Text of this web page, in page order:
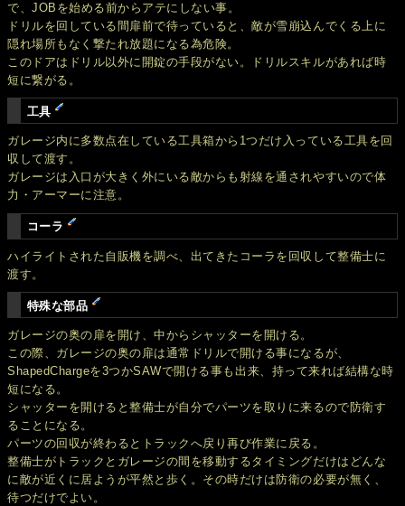
で、JOBを始める前からアテにしない事。
ドリルを回している間扉前で待っていると、敵が雪崩込んでくる上に
隠れ場所もなく撃たれ放題になる為危険。
このドアはドリル以外に開錠の手段がない。ドリルスキルがあれば時
短に繋がる。
工具
ガレージ内に多数点在している工具箱から1つだけ入っている工具を回
収して渡す。
ガレージは入口が大きく外にいる敵からも射線を通されやすいので体
力・アーマーに注意。
コーラ
ハイライトされた自販機を調べ、出てきたコーラを回収して整備士に
渡す。
特殊な部品
ガレージの奥の扉を開け、中からシャッターを開ける。
この際、ガレージの奥の扉は通常ドリルで開ける事になるが、
ShapedChargeを3つかSAWで開ける事も出来、持って来れば結構な時
短になる。
シャッターを開けると整備士が自分でパーツを取りに来るので防衛す
ることになる。
パーツの回収が終わるとトラックへ戻り再び作業に戻る。
整備士がトラックとガレージの間を移動するタイミングだけはどんな
に敵が近くに居ようが平然と歩く。その時だけは防衛の必要が無く、
待つだけでよい。